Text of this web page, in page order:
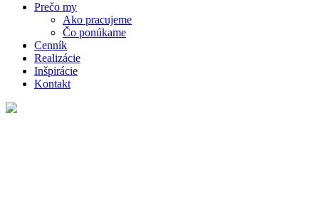
Prečo my
Ako pracujeme
Čo ponúkame
Cenník
Realizácie
Inšpirácie
Kontakt